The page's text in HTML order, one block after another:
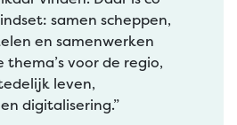
samen scheppen,
en samenwerken
voor de regio,
leven,
digitalisering.”